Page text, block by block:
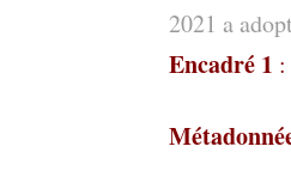
2021 a
Encadré 1